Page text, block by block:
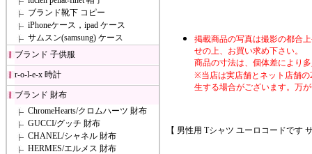
ブランド靴下 コピー
iPhoneケース，ipad ケース
サムスン(samsung) ケース
ブランド 子供服
r-o-l-e-x 時計
ブランド 財布
ChromeHearts/クロムハーツ 財布
GUCCI/グッチ 財布
CHANEL/シャネル 財布
HERMES/エルメス 財布
掲載商品の写真は撮影の都合
せの上、お買い求め下さい。
商品の寸法は、個体差により
※当店は実店舗とネット店舗
生する場合がございます。万
【 男性用 Tシャツ ユーロコードです